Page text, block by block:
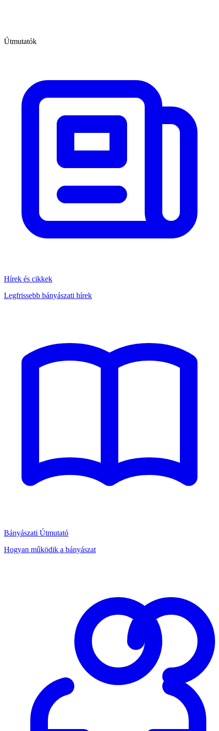
Útmutatók
Hírek és cikkek
Legfrissebb bányászati hírek
Bányászati Útmutató
Hogyan működik a bányászat